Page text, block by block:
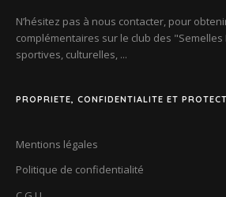
N’hésitez pas à nous contacter, pour
complémentaires sur le club des "Semelles
sportives, culturelles, ...
PROPRIETE, CONFIDENTIALITE ET
Mentions légales
Politique de confidentialité